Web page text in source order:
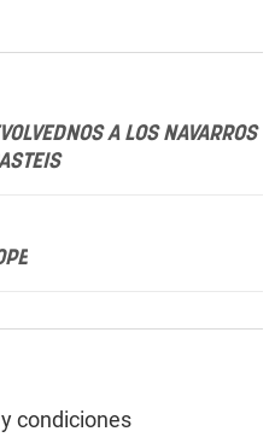
A LOS NAVARROS
condiciones